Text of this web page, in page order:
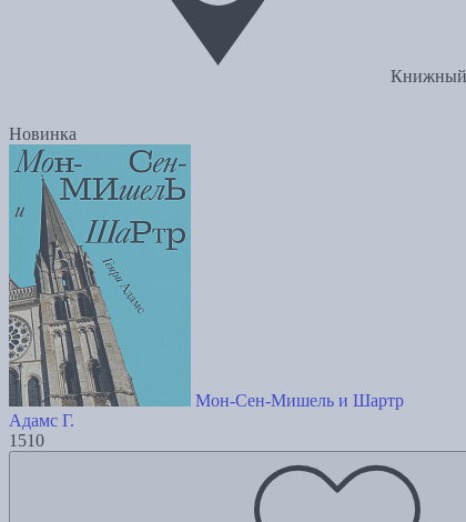
Книжный
Новинка
Мон-Сен-Мишель и Шартр
Адамс Г.
1510